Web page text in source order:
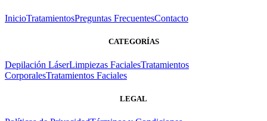
InicioTratamientosPreguntas FrecuentesContacto
CATEGORÍAS
Depilación LáserLimpiezas FacialesTratamientos
CorporalesTratamientos Faciales
LEGAL